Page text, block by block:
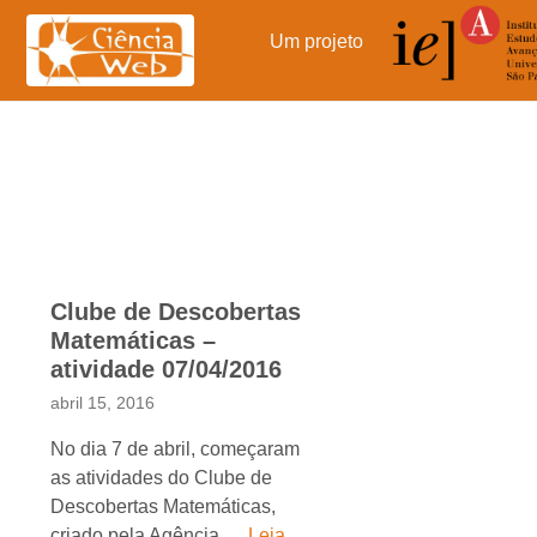
Pular
conteúdo
Um projeto
Clube de Descobertas
Matemáticas –
atividade 07/04/2016
abril 15, 2016
No dia 7 de abril, começaram
as atividades do Clube de
Descobertas Matemáticas,